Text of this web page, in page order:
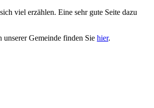
viel erzählen. Eine sehr gute Seite dazu
unserer Gemeinde finden Sie hier.